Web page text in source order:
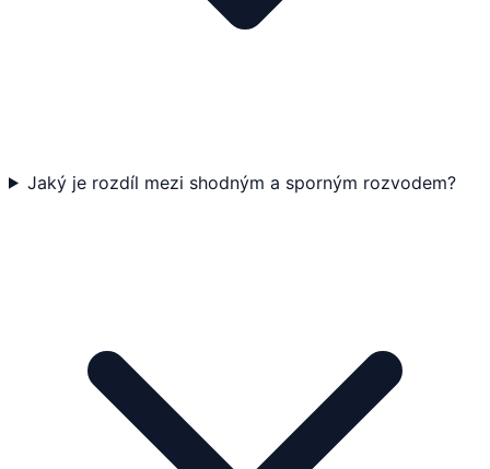
Jaký je rozdíl mezi shodným a sporným rozvodem?